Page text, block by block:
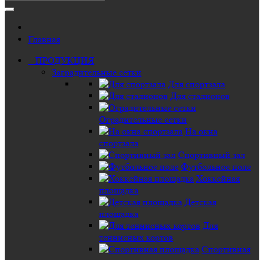
Главная
ПРОДУКЦИЯ
Заградительные сетки
Для спортзала
Для стадионов
Оградительные сетки
На окна
спортзала
Спортивный зал
Футбольное поле
Хоккейная
площадка
Детская
площадка
Для
теннисных кортов
Спортивная